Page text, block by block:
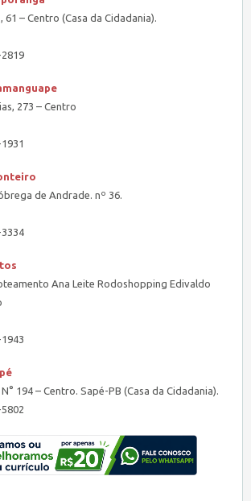
61 – Centro (Casa da Cidadania).
273 – Centro
de Andrade. nº 36.
Ana Leite Rodoshopping Edivaldo
194 – Centro. Sapé-PB (Casa da Cidadania).